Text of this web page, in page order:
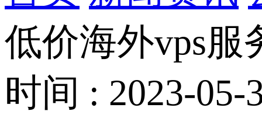
低价海外vps服
时间 : 2023-05-